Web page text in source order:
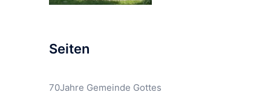
Seiten
70Jahre Gemeinde Gottes